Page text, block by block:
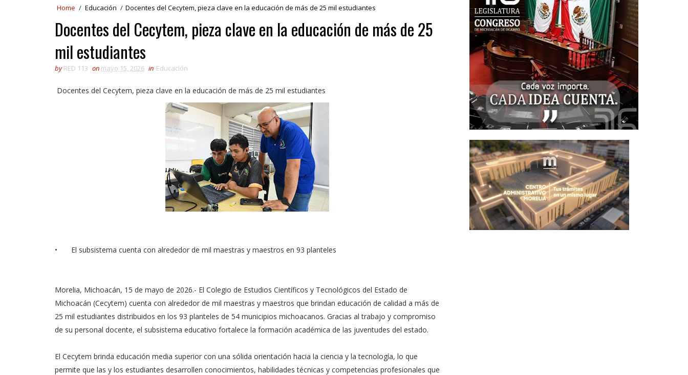
Home / Educación / Docentes del Cecytem, pieza clave en la educación de más de 25 mil estudiantes
Docentes del Cecytem, pieza clave en la educación de más de 25
mil estudiantes
by RED 113 on mayo 15, 2026 in Educación
Docentes del Cecytem, pieza clave en la educación de más de 25 mil estudiantes
• El subsistema cuenta con alrededor de mil maestras y maestros en 93 planteles
Morelia, Michoacán, 15 de mayo de 2026.- El Colegio de Estudios Científicos y Tecnológicos del Estado de
Michoacán (Cecytem) cuenta con alrededor de mil maestras y maestros que brindan educación de calidad a más de
25 mil estudiantes distribuidos en los 93 planteles de 54 municipios michoacanos. Gracias al trabajo y compromiso
de su personal docente, el subsistema educativo fortalece la formación académica de las juventudes del estado.
El Cecytem brinda educación media superior con una sólida orientación hacia la ciencia y la tecnología, lo que
permite que las y los estudiantes desarrollen conocimientos, habilidades técnicas y competencias profesionales que